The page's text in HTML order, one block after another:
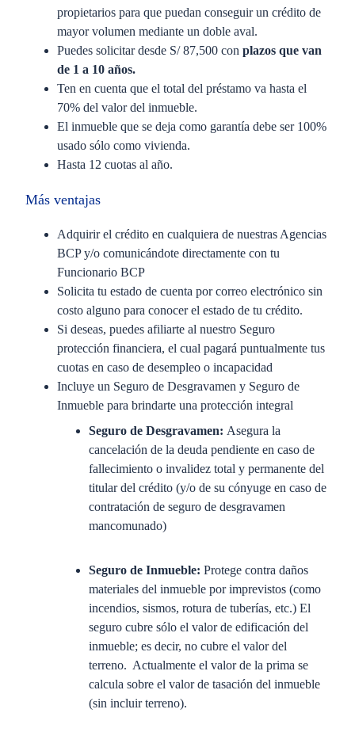
propietarios para que puedan conseguir un crédito de
mayor volumen mediante un doble aval.
Puedes solicitar desde S/ 87,500 con plazos que van
de 1 a 10 años.
Ten en cuenta que el total del préstamo va hasta el
70% del valor del inmueble.
El inmueble que se deja como garantía debe ser 100%
usado sólo como vivienda.
Hasta 12 cuotas al año.
Más ventajas
Adquirir el crédito en cualquiera de nuestras Agencias
BCP y/o comunicándote directamente con tu
Funcionario BCP
Solicita tu estado de cuenta por correo electrónico sin
costo alguno para conocer el estado de tu crédito.
Si deseas, puedes afiliarte al nuestro Seguro
protección financiera, el cual pagará puntualmente tus
cuotas en caso de desempleo o incapacidad
Incluye un Seguro de Desgravamen y Seguro de
Inmueble para brindarte una protección integral
Seguro de Desgravamen: Asegura la
cancelación de la deuda pendiente en caso de
fallecimiento o invalidez total y permanente del
titular del crédito (y/o de su cónyuge en caso de
contratación de seguro de desgravamen
mancomunado)
Seguro de Inmueble: Protege contra daños
materiales del inmueble por imprevistos (como
incendios, sismos, rotura de tuberías, etc.) El
seguro cubre sólo el valor de edificación del
inmueble; es decir, no cubre el valor del
terreno. Actualmente el valor de la prima se
calcula sobre el valor de tasación del inmueble
(sin incluir terreno).